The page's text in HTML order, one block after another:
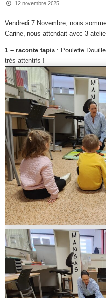
12 novembre 2025
Vendredi 7 Novembre, nous
Carine, nous attendait avec 3
1 – raconte tapis : Poulette
très attentifs !